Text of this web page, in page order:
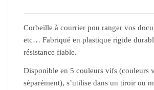
Corbeille à courrier pou ranger vos
etc… Fabriqué en plastique rigide
résistance fiable.
Disponible en 5 couleurs vifs (couleurs
séparément), s’utilise dans un tiroir ou